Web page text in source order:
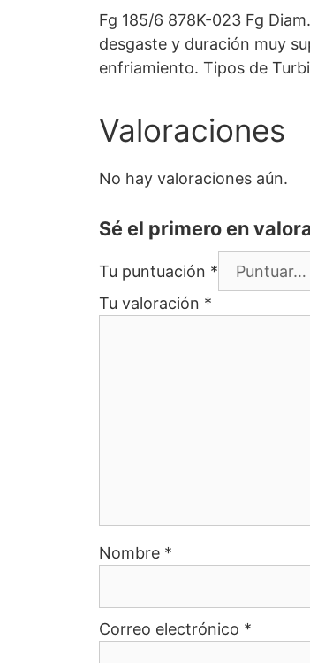
Fg 185/6 878K-023 Fg
desgaste y duración muy
enfriamiento. Tipos de
Valoraciones
No hay valoraciones aún.
Sé el primero en
Tu puntuación *
Tu valoración *
Nombre *
Correo electrónico *